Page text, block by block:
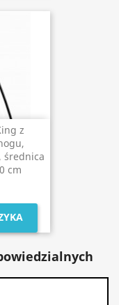
z
średnica
cm